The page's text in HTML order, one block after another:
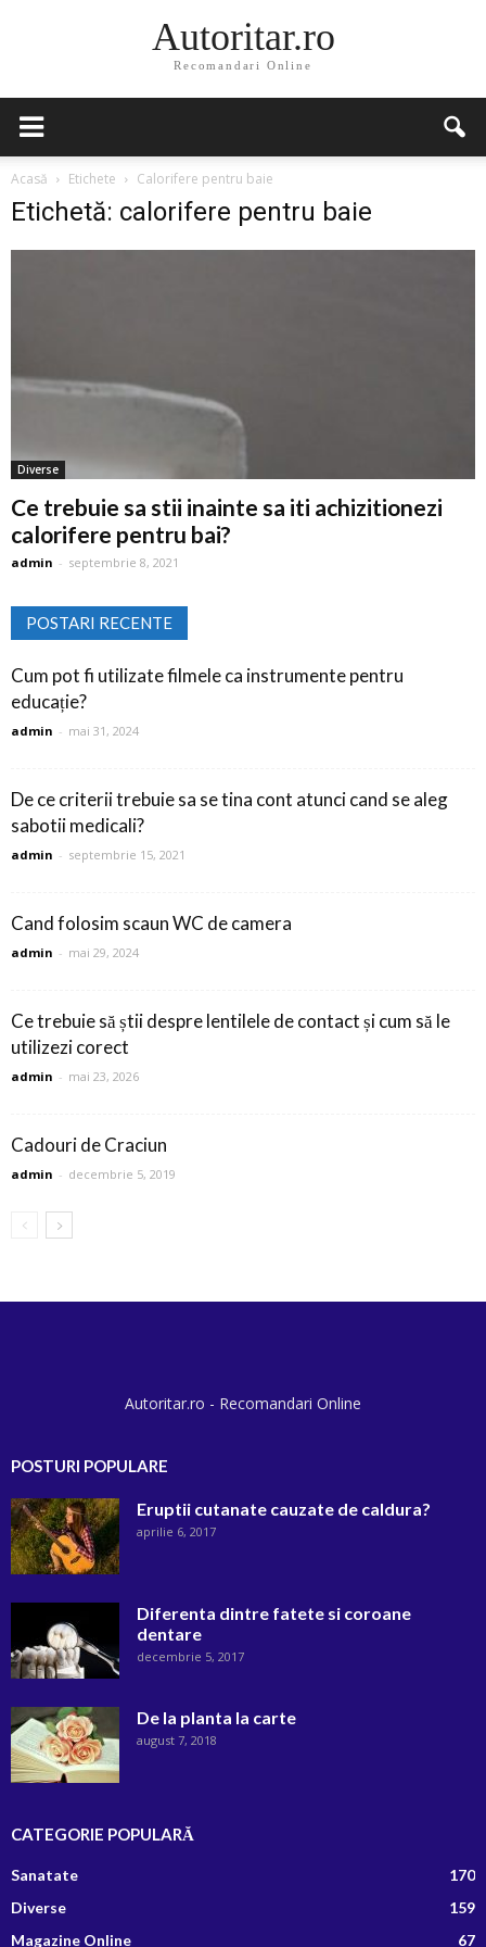
Autoritar.ro
Recomandari Online
Acasă Etichete Calorifere pentru baie
Etichetă: calorifere pentru baie
Diverse
Ce trebuie sa stii inainte sa iti achizitionezi
calorifere pentru bai?
admin - septembrie 8, 2021
POSTARI RECENTE
Cum pot fi utilizate filmele ca instrumente pentru
educație?
admin - mai 31, 2024
De ce criterii trebuie sa se tina cont atunci cand se aleg
sabotii medicali?
admin - septembrie 15, 2021
Cand folosim scaun WC de camera
admin - mai 29, 2024
Ce trebuie să știi despre lentilele de contact și cum să le
utilizezi corect
admin - mai 23, 2026
Cadouri de Craciun
admin - decembrie 5, 2019
Autoritar.ro - Recomandari Online
POSTURI POPULARE
Eruptii cutanate cauzate de caldura?
aprilie 6, 2017
Diferenta dintre fatete si coroane
dentare
decembrie 5, 2017
De la planta la carte
august 7, 2018
CATEGORIE POPULARĂ
Sanatate
170
Diverse
159
Magazine Online
67